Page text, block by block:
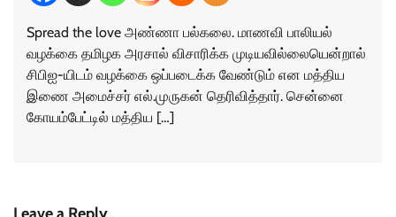
Spread the love அண்ணா பல்கலை. மாணவி பாலியல்
வழக்கை தமிழக அரசால் விசாரிக்க முடியவில்லையென்றால்
சிபிஐ-யிடம் வழக்கை ஒப்படைக்க வேண்டும் என மத்திய
இணை அமைச்சர் எல்.முருகன் தெரிவித்தார். சென்னை
கோயம்பேட்டில் மத்திய […]